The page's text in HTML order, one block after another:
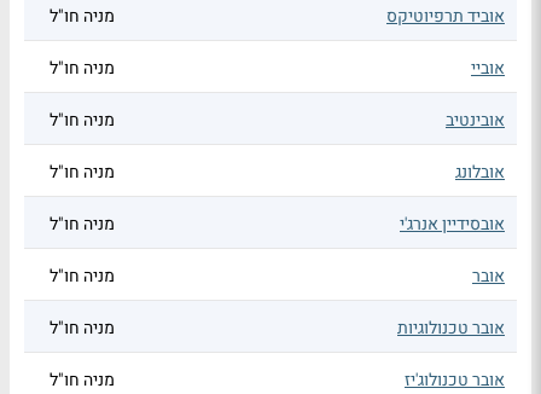
אוביד תרפיוטיקס מניה חו"ל
אוביי מניה חו"ל
אובינטיב מניה חו"ל
אובלונג מניה חו"ל
אובסידיין אנרג'י מניה חו"ל
אובר מניה חו"ל
אובר טכנולוגיות מניה חו"ל
אובר טכנולוג'יז מניה חו"ל